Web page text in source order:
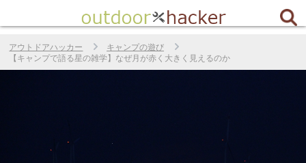
アウトドアハッカー
キャンプの遊び
【キャンプで語る星の雑学】なぜ月が赤く大きく見えるのか